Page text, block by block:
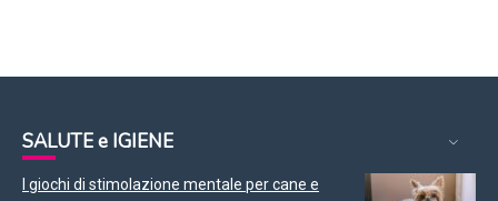
SALUTE e IGIENE
I giochi di stimolazione mentale per cane e